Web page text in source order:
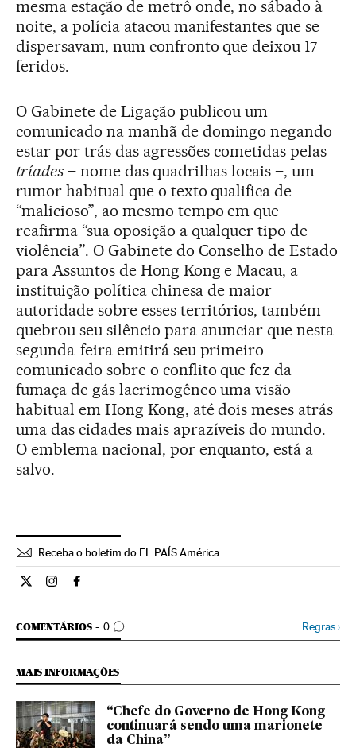
mesma estação de metrô onde, no sábado à
noite, a polícia atacou manifestantes que se
dispersavam, num confronto que deixou 17
feridos.
O Gabinete de Ligação publicou um
comunicado na manhã de domingo negando
estar por trás das agressões cometidas pelas
tríades– nome das quadrilhas locais –, um
rumor habitual que o texto qualifica de
“malicioso”, ao mesmo tempo em que
reafirma “sua oposição a qualquer tipo de
violência”. O Gabinete do Conselho de Estado
para Assuntos de Hong Kong e Macau, a
instituição política chinesa de maior
autoridade sobre esses territórios, também
quebrou seu silêncio para anunciar que nesta
segunda-feira emitirá seu primeiro
comunicado sobre o conflito que fez da
fumaça de gás lacrimogêneo uma visão
habitual em Hong Kong, até dois meses atrás
uma das cidades mais aprazíveis do mundo.
O emblema nacional, por enquanto, está a
salvo.
Receba o boletim do EL PAÍS América
Internacional El País Brasil en Twitter
Internacional El País Brasil en Instagram
Internacional El País Brasil en Facebook
COMENTÁRIOS 0
COMENTÁRIOS Regras›
MAIS INFORMAÇÕES
“Chefe do Governo de Hong Kong
continuará sendo uma marionete
da China”